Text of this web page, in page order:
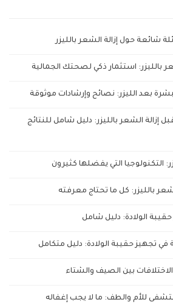
شائعة حول إزالة الشعر بالليزر
بالليزر: استثمار ذكي لصحتك الجمالية
بعد الليزر: نصائح وإرشادات موثوقة
إزالة الشعر بالليزر: دليل شامل للنتائج
التكنولوجيا التي يفضلها كثيرون
بالليزر: كل ما تحتاج معرفته
الولادة: دليل شامل
تجهيز حقيبة الولادة: دليل متكامل
بين الصيف والشتاء
للأم والطف: ما لا يجب إغفاله